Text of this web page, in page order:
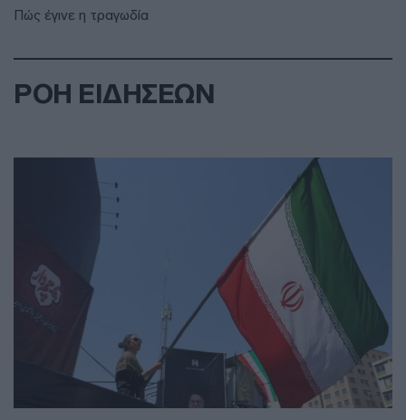
Πώς έγινε η τραγωδία
ΡΟΗ ΕΙΔΗΣΕΩΝ